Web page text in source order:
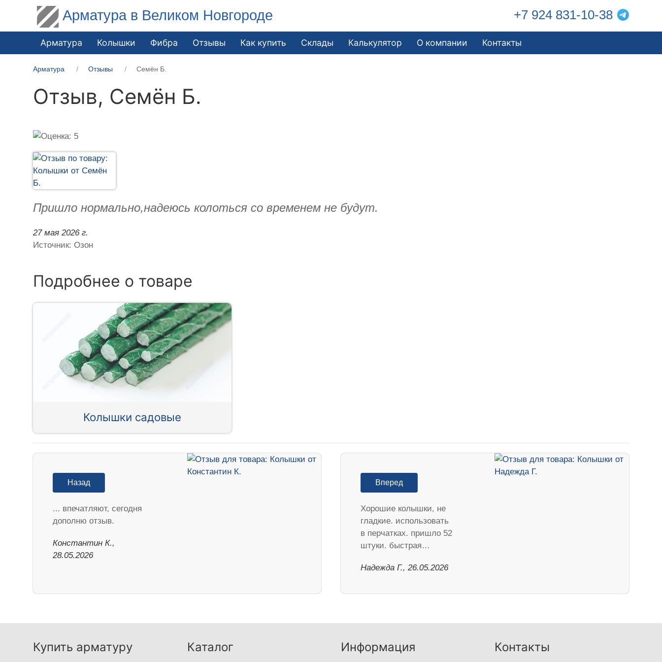
Арматура в Великом Новгороде +7 924 831-10-38
Арматура Колышки Фибра Отзывы Как купить Склады Калькулятор О компании Контакты
Арматура Отзывы Семён Б.
Отзыв, Семён Б.
Пришло нормально,надеюсь колоться со временем не будут.
27 мая 2026 г.
Источник: Озон
Подробнее о товаре
Колышки садовые
Назад
... впечатляют, сегодня
дополню отзыв.
Константин К.,
28.05.2026
Вперед
Хорошие колышки, не
гладкие. использовать
в перчатках. пришло 52
штуки. быстрая…
Надежда Г., 26.05.2026
Купить арматуру Каталог Информация Контакты